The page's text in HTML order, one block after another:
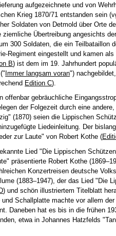
aufgezeichnete und von
Krieg 1870/71 entstanden sein
Soldaten von Detmold über Orte
Übertreibung angesichts
300 Soldaten, die ein Teilbataillon
Regiment eingestellt und kamen
B) ist dem im 19. Jahrhundert
Immer langsam voran")
Edition C).
offenbar gebräuchliche
der Folgezeit durch eine
(1870) seien die Lippischen
Liedeinleitung. Der
zur Laute" von Robert Kothe (
Lied "Die Lippischen
präsentierte Robert Kothe
Konzertreisen deutsche
(1883–1947), der das Lied "Die
) und schön illustriertem Titelblatt
Schallplatte machte vor allem
Daneben hat es bis in die frühen
etwa in Johannes Hatzfelds